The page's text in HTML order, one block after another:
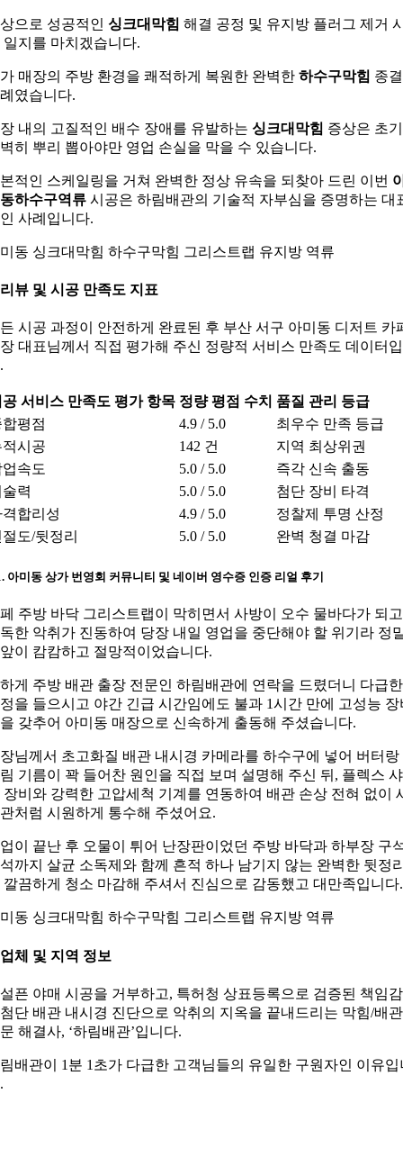
으로 성공적인 싱크대막힘 해결 공정 및 유지방 플러그 제거
일지를 마치겠습니다.
매장의 주방 환경을 쾌적하게 복원한 완벽한 하수구막힘 종결
였습니다.
내의 고질적인 배수 장애를 유발하는 싱크대막힘 증상은 초
히 뿌리 뽑아야만 영업 손실을 막을 수 있습니다.
적인 스케일링을 거쳐 완벽한 정상 유속을 되찾아 드린 이번
하수구역류시공은 하림배관의 기술적 자부심을 증명하는 대
사례입니다.
동 싱크대막힘 하수구막힘 그리스트랩 유지방 역류
뷰 및 시공 만족도 지표
시공 과정이 안전하게 완료된 후 부산 서구 아미동 디저트 카
대표님께서 직접 평가해 주신 정량적 서비스 만족도 데이터
서비스 만족도 평가 항목 정량 평점 수치 품질 관리 등급
평점
4.9 / 5.0
최우수 만족 등급
시공
142 건
지역 최상위권
속도
5.0 / 5.0
즉각 신속 출동
력
5.0 / 5.0
첨단 장비 타격
합리성
4.9 / 5.0
정찰제 투명 산정
도/뒷정리
5.0 / 5.0 완벽 청결 마감
아미동 상가 번영회 커뮤니티 및 네이버 영수증 인증 리얼 후기
주방 바닥 그리스트랩이 막히면서 사방이 오수 물바다가 되고
한 악취가 진동하여 당장 내일 영업을 중단해야 할 위기라 정
이 캄캄하고 절망적이었습니다.
게 주방 배관 출장 전문인 하림배관에 연락을 드렸더니 다급한
을 들으시고 야간 긴급 시간임에도 불과 1시간 만에 고성능 장
갖추어 아미동 매장으로 신속하게 출동해 주셨습니다.
님께서 초고화질 배관 내시경 카메라를 하수구에 넣어 버터랑
기름이 꽉 들어찬 원인을 직접 보며 설명해 주신 뒤, 플렉스
장비와 강력한 고압세척 기계를 연동하여 배관 손상 전혀 없이
처럼 시원하게 통수해 주셨어요.
이 끝난 후 오물이 튀어 난장판이었던 주방 바닥과 하부장 구
까지 살균 소독제와 함께 흔적 하나 남기지 않는 완벽한 뒷정
깔끔하게 청소 마감해 주셔서 진심으로 감동했고 대만족입니다.
동 싱크대막힘 하수구막힘 그리스트랩 유지방 역류
체 및 지역 정보
픈 야매 시공을 거부하고, 특허청 상표등록으로 검증된 책임
단 배관 내시경 진단으로 악취의 지옥을 끝내드리는 막힘/배관
해결사, ‘하림배관’입니다.
배관이 1분 1초가 다급한 고객님들의 유일한 구원자인 이유입